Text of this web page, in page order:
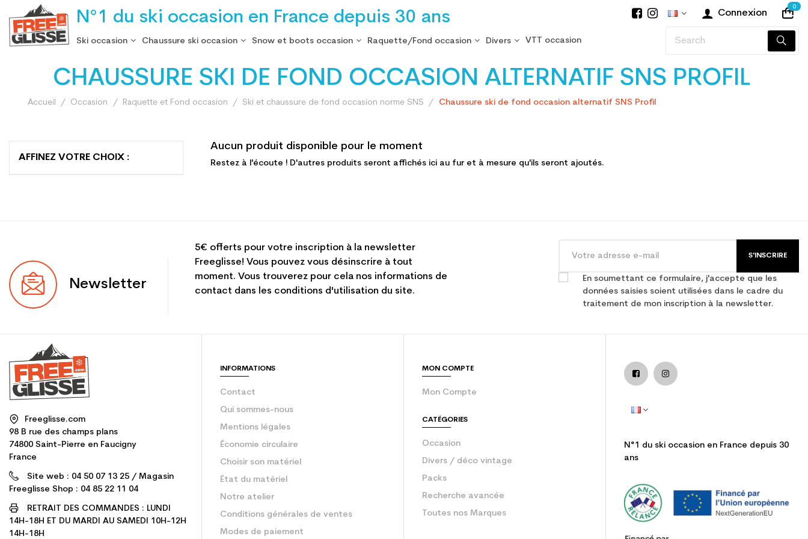
N°1 du ski occasion en France depuis 30 ans Connexion
0
Ski occasion Chaussure ski occasion Snow et boots occasion Raquette/Fond occasion Divers VTT occasion
CHAUSSURE SKI DE FOND OCCASION ALTERNATIF SNS PROFIL
Accueil Occasion Raquette et Fond occasion Ski et chaussure de fond occasion norme SNS Chaussure ski de fond occasion alternatif SNS Profil
AFFINEZ VOTRE CHOIX :
Aucun produit disponible pour le moment
Restez à l'écoute ! D'autres produits seront affichés ici au fur et à mesure qu'ils seront ajoutés.
Newsletter
5€ offerts pour votre inscription à la newsletter
Freeglisse! Vous pouvez vous désinscrire à tout
moment. Vous trouverez pour cela nos informations de
contact dans les conditions d'utilisation du site.
S'INSCRIRE
En soumettant ce formulaire, j'accepte que les
données saisies soient utilisées dans le cadre du
traitement de mon inscription à la newsletter.
Freeglisse.com
98 B rue des champs plans
74800 Saint-Pierre en Faucigny
France
Site web : 04 50 07 13 25 / Magasin
Freeglisse Shop : 04 85 22 11 04
RETRAIT DES COMMANDES : LUNDI
14H-18H ET DU MARDI AU SAMEDI 10H-12H
14H-18H
INFORMATIONS
Contact
Qui sommes-nous
Mentions légales
Économie circulaire
Choisir son matériel
État du matériel
Notre atelier
Conditions générales de ventes
Modes de paiement
MON COMPTE
Mon Compte
CATÉGORIES
Occasion
Divers / déco vintage
Packs
Recherche avancée
Toutes nos Marques
N°1 du ski occasion en France depuis 30
ans